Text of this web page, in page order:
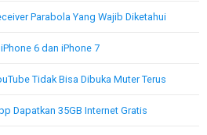
Parabola Yang Wajib Diketahui
6 dan iPhone 7
Tidak Bisa Dibuka Muter Terus
Dapatkan 35GB Internet Gratis